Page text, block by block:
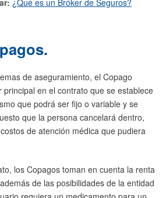
¿Qué es un Bróker de Seguros?
de aseguramiento, el Copago
en el contrato que se establece
que podrá ser fijo o variable y se
que la persona cancelará dentro,
de atención médica que pudiera
los Copagos toman en cuenta la renta
de las posibilidades de la entidad